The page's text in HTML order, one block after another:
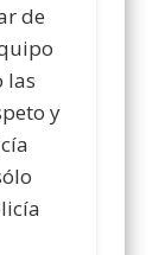
de
las
y